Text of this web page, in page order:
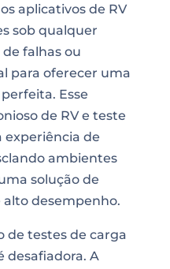
aplicativos de RV
sob qualquer
falhas ou
para oferecer uma
Esse
de RV e teste
experiência de
ambientes
solução de
desempenho.
de testes de carga
desafiadora. A